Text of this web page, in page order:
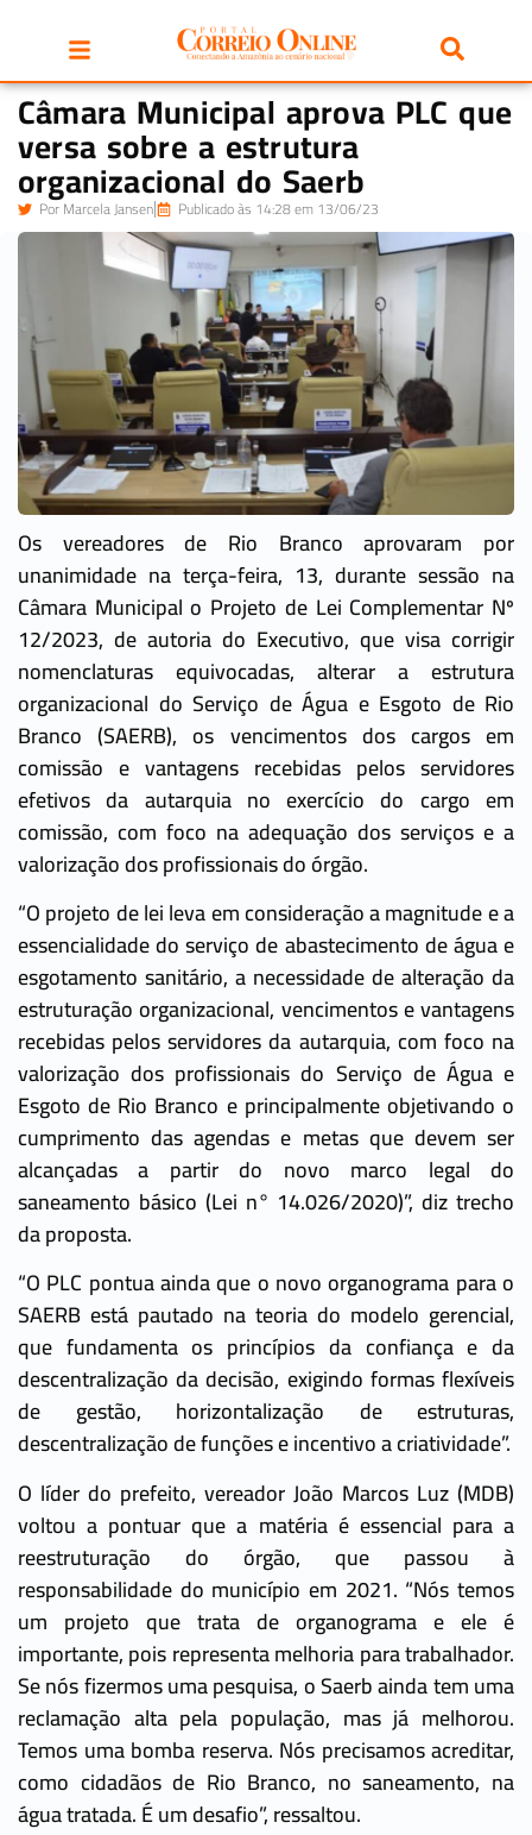
Câmara Municipal aprova PLC que
versa sobre a estrutura
organizacional do Saerb
PorMarcela Jansen Publicado às 14:28 em 13/06/23
Os vereadores de Rio Branco aprovaram por
unanimidade na terça-feira, 13, durante sessão na
Câmara Municipal o Projeto de Lei Complementar Nº
12/2023, de autoria do Executivo, que visa corrigir
nomenclaturas equivocadas, alterar a estrutura
organizacional do Serviço de Água e Esgoto de Rio
Branco (SAERB), os vencimentos dos cargos em
comissão e vantagens recebidas pelos servidores
efetivos da autarquia no exercício do cargo em
comissão, com foco na adequação dos serviços e a
valorização dos profissionais do órgão.
“O projeto de lei leva em consideração a magnitude e a
essencialidade do serviço de abastecimento de água e
esgotamento sanitário, a necessidade de alteração da
estruturação organizacional, vencimentos e vantagens
recebidas pelos servidores da autarquia, com foco na
valorização dos profissionais do Serviço de Água e
Esgoto de Rio Branco e principalmente objetivando o
cumprimento das agendas e metas que devem ser
alcançadas a partir do novo marco legal do
saneamento básico (Lei n° 14.026/2020)”, diz trecho
da proposta.
“O PLC pontua ainda que o novo organograma para o
SAERB está pautado na teoria do modelo gerencial,
que fundamenta os princípios da confiança e da
descentralização da decisão, exigindo formas flexíveis
de gestão, horizontalização de estruturas,
descentralização de funções e incentivo a criatividade”.
O líder do prefeito, vereador João Marcos Luz (MDB)
voltou a pontuar que a matéria é essencial para a
reestruturação do órgão, que passou à
responsabilidade do município em 2021. “Nós temos
um projeto que trata de organograma e ele é
importante, pois representa melhoria para trabalhador.
Se nós fizermos uma pesquisa, o Saerb ainda tem uma
reclamação alta pela população, mas já melhorou.
Temos uma bomba reserva. Nós precisamos acreditar,
como cidadãos de Rio Branco, no saneamento, na
água tratada. É um desafio”, ressaltou.